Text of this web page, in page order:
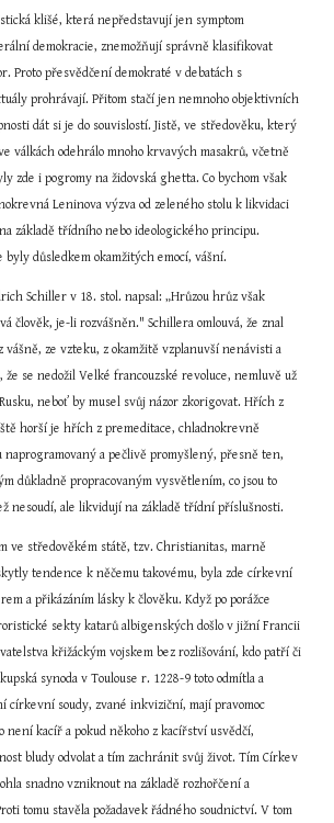
klišé, která nepředstavují jen symptom
demokracie, znemožňují správně klasifikovat
Proto přesvědčení demokraté v debatách s
prohrávají. Přitom stačí jen nemnoho objektivních
dát si je do souvislostí. Jistě, ve středověku, který
válkách odehrálo mnoho krvavých masakrů, včetně
zde i pogromy na židovská ghetta. Co bychom však
Leninova výzva od zeleného stolu k likvidaci
základě třídního nebo ideologického principu.
byly důsledkem okamžitých emocí, vášní.
Schiller v 18. stol. napsal: „Hrůzou hrůz však
člověk, je-li rozvášněn." Schillera omlouvá, že znal
vášně, ze vzteku, z okamžitě vzplanuvší nenávisti a
že se nedožil Velké francouzské revoluce, nemluvě už
neboť by musel svůj názor zkorigovat. Hřích z
horší je hřích z premeditace, chladnokrevně
naprogramovaný a pečlivě promyšlený, přesně ten,
důkladně propracovaným vysvětlením, co jsou to
nesoudí, ale likvidují na základě třídní příslušnosti.
ve středověkém státě, tzv. Christianitas, marně
tendence k něčemu takovému, byla zde církevní
a přikázáním lásky k člověku. Když po porážce
sekty katarů albigenských došlo v jižní Francii
křižáckým vojskem bez rozlišování, kdo patří či
synoda v Toulouse r. 1228-9 toto odmítla a
církevní soudy, zvané inkviziční, mají pravomoc
není kacíř a pokud někoho z kacířství usvědčí,
bludy odvolat a tím zachránit svůj život. Tím Církev
snadno vzniknout na základě rozhořčení a
tomu stavěla požadavek řádného soudnictví. V tom